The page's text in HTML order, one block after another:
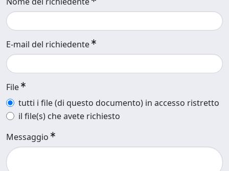
E-mail del richiedente
File
tutti i file (di questo documento) in accesso ristretto
il file(s) che avete richiesto
Messaggio